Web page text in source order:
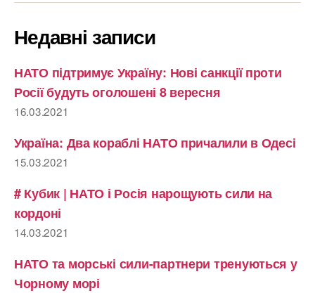
Недавні записи
НАТО підтримує Україну: Нові санкції проти
Росії будуть оголошені 8 вересня
16.03.2021
Україна: Два кораблі НАТО причалили в Одесі
15.03.2021
# Кубик | НАТО і Росія нарощують сили на
кордоні
14.03.2021
НАТО та морські сили-партнери тренуються у
Чорному морі